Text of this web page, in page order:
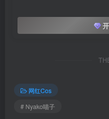
Nyako喵子 – NO.079 姐姐本
[10.25]
Nyako喵子 – NO.077 吉他妹妹
网红Cos
# Nyako喵子